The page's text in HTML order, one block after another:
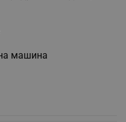
машина